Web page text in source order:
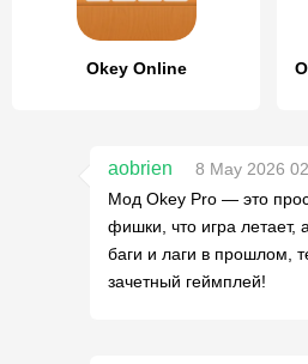
Okey Online
aobrien
8 May 2026
Мод Okey Pro — это
фишки, что игра летает,
баги и лаги в прошлом,
зачетный геймплей!